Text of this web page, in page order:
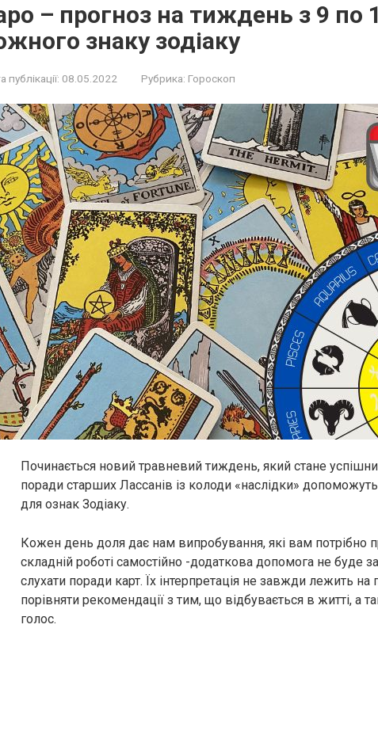
– прогноз на тиждень з 9 по
знаку зодіаку
публікації: 08.05.2022 Рубрика: Гороскоп
Починається новий травневий тиждень, який стане
поради старших Лассанів із колоди «наслідки»
для ознак Зодіаку.
Кожен день доля дає нам випробування, які вам потрібно
складній роботі самостійно -додаткова допомога не буде
слухати поради карт. Їх інтерпретація не завжди лежить
порівняти рекомендації з тим, що відбувається в житті, а
голос.